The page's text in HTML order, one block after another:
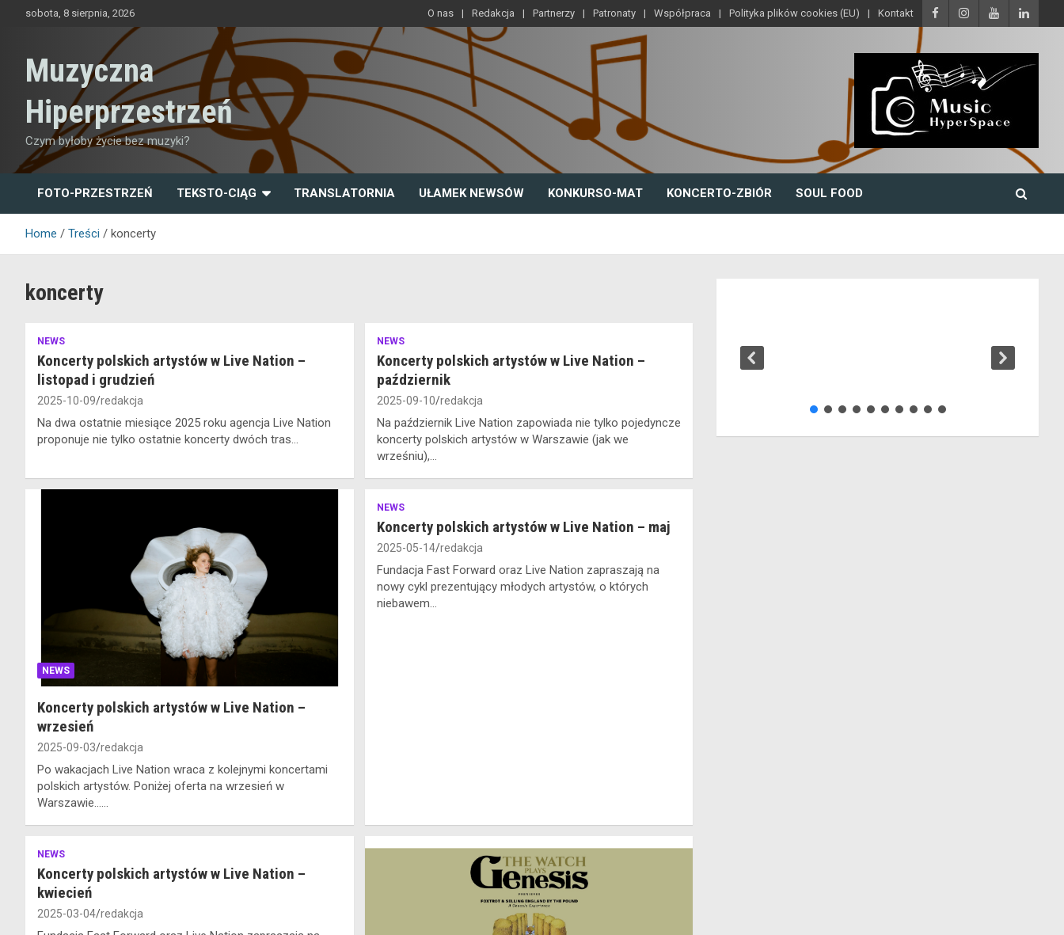
sobota, 8 sierpnia, 2026 O nas Redakcja Partnerzy Patronaty Współpraca Polityka plików cookies (EU) Kontakt
Muzyczna
Hiperprzestrzeń
Czym byłoby życie bez muzyki?
FOTO-PRZESTRZEŃ TEKSTO-CIĄG TRANSLATORNIA UŁAMEK NEWSÓW KONKURSO-MAT KONCERTO-ZBIÓR SOUL FOOD
Home Treści koncerty
koncerty
NEWS
Koncerty polskich artystów w Live Nation –
listopad i grudzień
2025-10-09 redakcja
Na dwa ostatnie miesiące 2025 roku agencja Live Nation
proponuje nie tylko ostatnie koncerty dwóch tras…
NEWS
Koncerty polskich artystów w Live Nation –
październik
2025-09-10 redakcja
Na październik Live Nation zapowiada nie tylko pojedyncze
koncerty polskich artystów w Warszawie (jak we
wrześniu),…
NEWS
Koncerty polskich artystów w Live Nation –
wrzesień
2025-09-03 redakcja
Po wakacjach Live Nation wraca z kolejnymi koncertami
polskich artystów. Poniżej oferta na wrzesień w
Warszawie……
NEWS
Koncerty polskich artystów w Live Nation – maj
2025-05-14 redakcja
Fundacja Fast Forward oraz Live Nation zapraszają na
nowy cykl prezentujący młodych artystów, o których
niebawem…
NEWS
Koncerty polskich artystów w Live Nation –
kwiecień
2025-03-04 redakcja